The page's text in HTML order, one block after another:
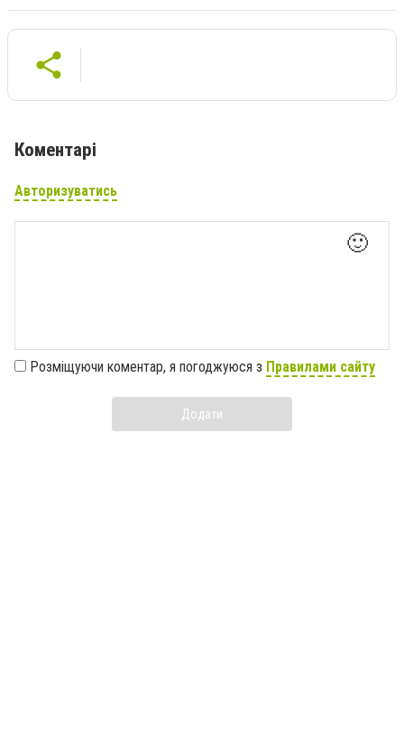
Коментарі
Авторизуватись
🙂
Розміщуючи коментар, я погоджуюся з Правилами сайту
Додати